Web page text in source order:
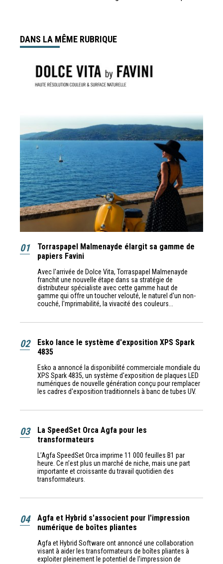
DANS LA MÊME RUBRIQUE
01
Torraspapel Malmenayde élargit sa gamme de
papiers Favini
Avec l'arrivée de Dolce Vita, Torraspapel Malmenayde
franchit une nouvelle étape dans sa stratégie de
distributeur spécialiste avec cette gamme haut de
gamme qui offre un toucher velouté, le naturel d'un non-
couché, l'mprimabilité, la vivacité des couleurs...
02
Esko lance le système d'exposition XPS Spark
4835
Esko a annoncé la disponibilité commerciale mondiale du
XPS Spark 4835, un système d'exposition de plaques LED
numériques de nouvelle génération conçu pour remplacer
les cadres d'exposition traditionnels à banc de tubes UV.
03
La SpeedSet Orca Agfa pour les
transformateurs
L’Agfa SpeedSet Orca imprime 11 000 feuilles B1 par
heure. Ce n’est plus un marché de niche, mais une part
importante et croissante du travail quotidien des
transformateurs.
04
Agfa et Hybrid s'associent pour l'impression
numérique de boîtes pliantes
Agfa et Hybrid Software ont annoncé une collaboration
visant à aider les transformateurs de boîtes pliantes à
exploiter pleinement le potentiel de l'impression de